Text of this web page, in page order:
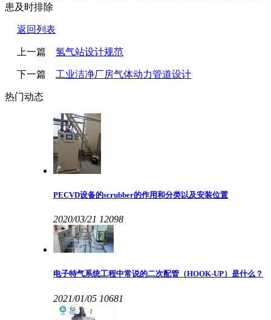
患及时排除
返回列表
上一篇 氢气站设计规范
下一篇 工业洁净厂房气体动力管道设计
热门动态
PECVD设备的scrubber的作用和分类以及安装位置
2020/03/21 12098
电子特气系统工程中常说的二次配管（HOOK-UP）是什么？
2021/01/05 10681